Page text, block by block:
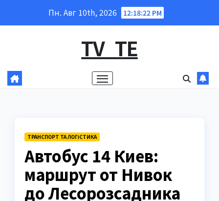
Пн. Авг 10th, 2026 12:18:24 PM
TV_TE
ТРАНСПОРТ ТА ЛОГІСТИКА
Автобус 14 Киев:
маршрут от Нивок
до Лесорозсадника